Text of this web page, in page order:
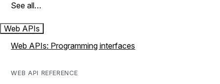
See all…
Web APIs
Web APIs: Programming interfaces
WEB API REFERENCE